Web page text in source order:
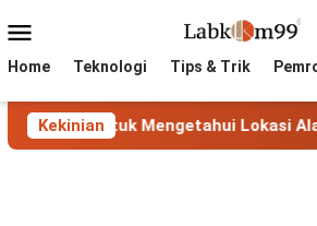
to
Menu
Home Teknologi Tips & Trik
Kekinian
Mengetahui Lokasi Alamat IP